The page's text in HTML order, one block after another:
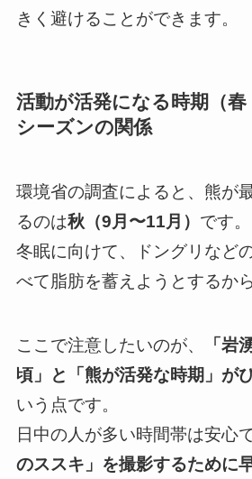
きく避けることができます。
活動が活発になる時期（
シーズンの関係
環境省の調査によると、熊が
るのは秋（9月〜11月） です。
冬眠に向けて、ドングリなど
べて脂肪を蓄えようとするから
ここで注意したいのが、
「岩
頃」と「熊が活発な時期」が
いう点です。
日中の人が多い時間帯は安心
のススキ」を撮影するために